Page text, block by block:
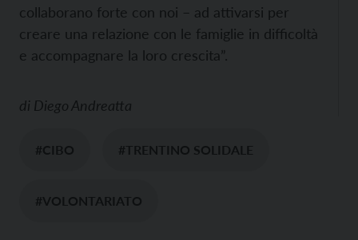
collaborano forte con noi – ad attivarsi per
creare una relazione con le famiglie in difficoltà
e accompagnare la loro crescita”.
di Diego Andreatta
#CIBO #TRENTINO SOLIDALE
#VOLONTARIATO